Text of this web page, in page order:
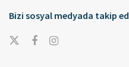
Bizi sosyal medyada takip